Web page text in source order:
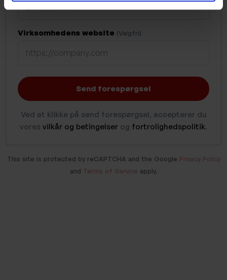
samtycke när som helst från cookie-förklaringen.
Virksomhedens website (Valgfri)
Send forespørgsel
Ved at klikke på send forespørgsel, accepterer du
vores vilkår og betingelser og fortrolighedspolitik.
This site is protected by reCAPTCHA and the Google Privacy Policy
and Terms of Service apply.